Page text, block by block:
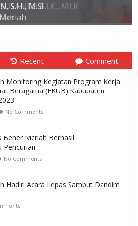
S.I.K., M.I.K
S.H., M.SI
Recent Comment
Monitoring Kegiatan Program Kerja
Beragama (FKUB) Kabupaten
No Comments
Bener Meriah Berhasil
Pencurian
No Comments
Hadiri Acara Lepas Sambut Dandim